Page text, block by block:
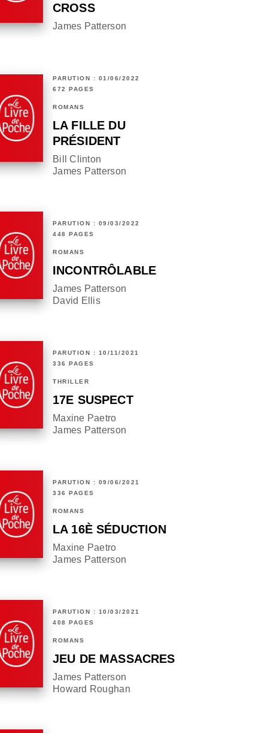
CROSS
James Patterson
PARUTION : 01/06/2022
672 PAGES
ROMANS
LA FILLE DU
PRÉSIDENT
Bill Clinton
James Patterson
PARUTION : 09/03/2022
448 PAGES
ROMANS
INCONTRÔLABLE
James Patterson
David Ellis
PARUTION : 10/11/2021
336 PAGES
THRILLER
17E SUSPECT
Maxine Paetro
James Patterson
PARUTION : 09/06/2021
336 PAGES
ROMANS
LA 16È SÉDUCTION
Maxine Paetro
James Patterson
PARUTION : 10/03/2021
408 PAGES
ROMANS
JEU DE MASSACRES
James Patterson
Howard Roughan